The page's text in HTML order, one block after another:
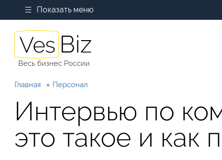
Показать меню
Весь бизнес России
Главная Персонал
Интервью по
это такое и как